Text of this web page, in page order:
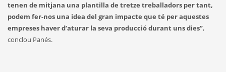
tenen de mitjana una plantilla de tretze treballadors per tant,
podem fer-nos una idea del gran impacte que té per aquestes
empreses haver d’aturar la seva producció durant uns dies”,
conclou Panés.